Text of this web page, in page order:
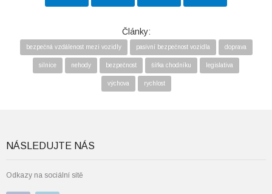
Články:
bezpečná vzdálenost mezi vozidly pasivní bezpečnost vozidla doprava
silnice nehody bezpečnost šířka chodníku legislativa
výchova rychlost
NÁSLEDUJTE NÁS
Odkazy na sociální sítě